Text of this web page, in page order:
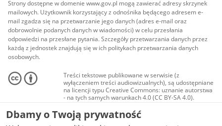
Strony dostępne w domenie www.gov.pl mogą zawierać adresy skrzynek
mailowych. Użytkownik korzystający z odnośnika będącego adresem e-
mail zgadza się na przetwarzanie jego danych (adres e-mail oraz
dobrowolnie podanych danych w wiadomości) w celu przesłania
odpowiedzi na przesłane pytania. Szczegóły przetwarzania danych przez
każdą z jednostek znajdują się w ich politykach przetwarzania danych
osobowych.
Treści tekstowe publikowane w serwisie (z
wyłączeniem treści audiowizualnych), są udostępniane
na licencji typu Creative Commons: uznanie autorstwa
- na tych samych warunkach 4.0 (CC BY-SA 4.0).
Materiały audiowizualne, w tym zdjęcia, materiały
audio i wideo, są udostępniane na licencji typu
Creative Commons: uznanie autorstwa użycie
Dbamy o Twoją prywatność